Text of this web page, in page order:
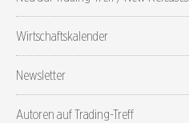
Wirtschaftskalender
Newsletter
Autoren auf Trading-Treff